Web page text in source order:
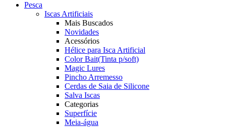
Pesca
Iscas Artificiais
Mais Buscados
Novidades
Acessórios
Hélice para Isca Artificial
Color Bait(Tinta p/soft)
Magic Lures
Pincho Arremesso
Cerdas de Saia de Silicone
Salva Iscas
Categorias
Superfície
Meia-água